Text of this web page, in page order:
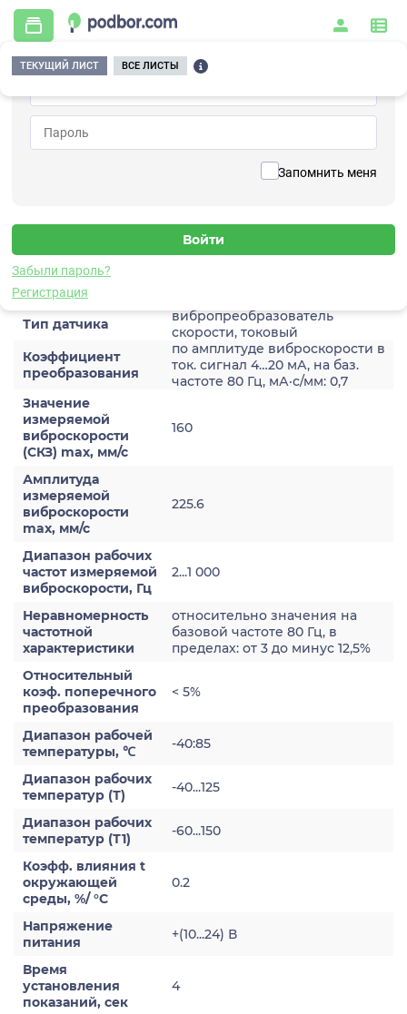
Запомнить меня
Забыли пароль?
Регистрация
ТЕКУЩИЙ ЛИСТ ВСЕ ЛИСТЫ
Главная / Контрольно-измерительные приборы и автоматика / Датчики /
Виброскорости / 2A204HA-160(T1)
Датчик виброскороости
Характеристики
Тип датчика
вибропреобразователь
скорости, токовый
Коэффициент
преобразования
по амплитуде виброскорости в
ток. сигнал 4…20 мА, на баз.
частоте 80 Гц, мА·с/мм: 0,7
Значение
измеряемой
виброскорости
(СКЗ) max, мм/с
160
Амплитуда
измеряемой
виброскорости
max, мм/с
225.6
Диапазон рабочих
частот измеряемой
виброскорости, Гц
2...1 000
Неравномерность
частотной
характеристики
относительно значения на
базовой частоте 80 Гц, в
пределах: от 3 до минус 12,5%
Относительный
коэф. поперечного
преобразования
< 5%
Диапазон рабочей
температуры, ℃
-40:85
Диапазон рабочих
температур (Т)
-40...125
Диапазон рабочих
температур (Т1)
-60...150
Коэфф. влияния t
окружающей
среды, %/ °С
0.2
Напряжение
питания
+(10...24) В
Время
установления
показаний, сек
4